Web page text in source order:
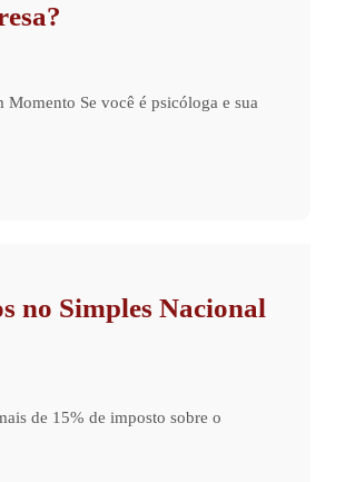
Se você é psicóloga e sua
no Simples Nacional
de 15% de imposto sobre o